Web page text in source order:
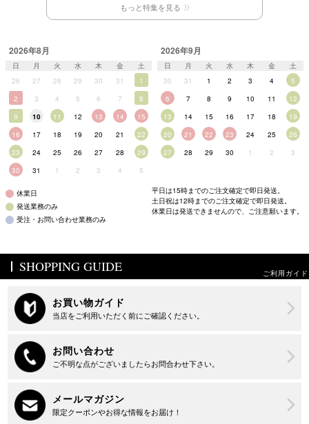
もっと特集を見る
2026年8月
日 月 火 水 木 金
土
26
27 28 29 30 31
1
2
3 4 5 6 7
8
9
10 11 12 13 14
15
16
17 18 19 20 21
22
23
24 25 26 27 28
29
30
31 1 2 3 4 5
2026年9月
日 月 火 水 木 金
土
30
31 1 2 3 4
5
6
7 8 9 10 11
12
13
14 15 16 17 18
19
20
21 22 23 24 25
26
27
28 29 30 1 2 3
休業日
発送業務のみ
受注・お問い合わせ業務のみ
平日は15時までのご注文確定で即日発送。
土日祝は12時までのご注文確定で即日発送。
休業日は発送できませんので、ご注意願います。
SHOPPING GUIDE ご利用ガイド